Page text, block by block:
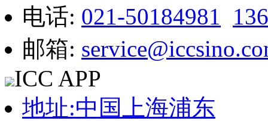
电话: 021-50184981
邮箱:
ICC APP
地址:中国上海浦东